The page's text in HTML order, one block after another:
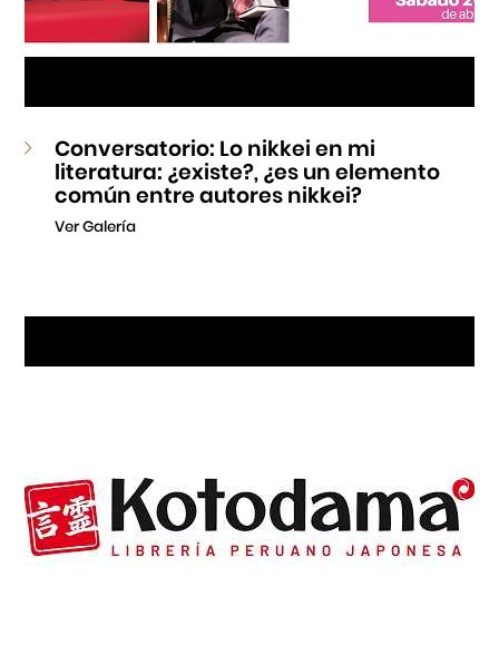
Conversatorio: Lo nikkei en mi
literatura: ¿existe?, ¿es un elemento
común entre autores nikkei?
Ver Galería